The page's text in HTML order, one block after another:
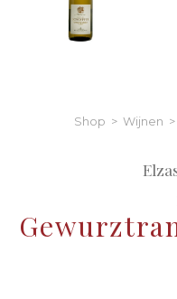
Shop > Wijnen